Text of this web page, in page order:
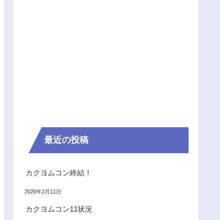
最近の投稿
カクヨムコン終結！
2026年2月11日
カクヨムコン11状況